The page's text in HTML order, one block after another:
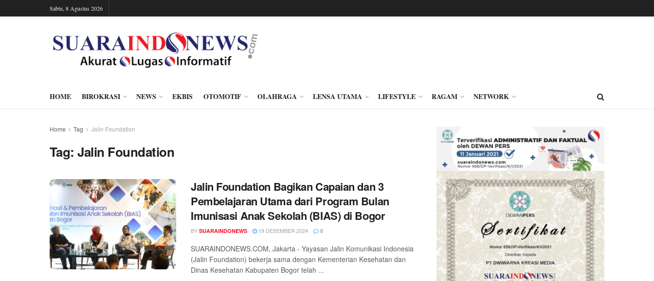
Sabtu, 8 Agustus 2026
HOME BIROKRASI NEWS EKBIS OTOMOTIF OLAHRAGA LENSA UTAMA LIFESTYLE RAGAM NETWORK
Home Tag Jalin Foundation
Tag:Jalin Foundation
Jalin Foundation Bagikan Capaian dan 3
Pembelajaran Utama dari Program Bulan
Imunisasi Anak Sekolah (BIAS) di Bogor
BY SUARAINDONEWS 19 DESEMBER 2024 0
SUARAINDONEWS.COM, Jakarta - Yayasan Jalin Komunikasi Indonesia
(Jalin Foundation) bekerja sama dengan Kementerian Kesehatan dan
Dinas Kesehatan Kabupaten Bogor telah ...